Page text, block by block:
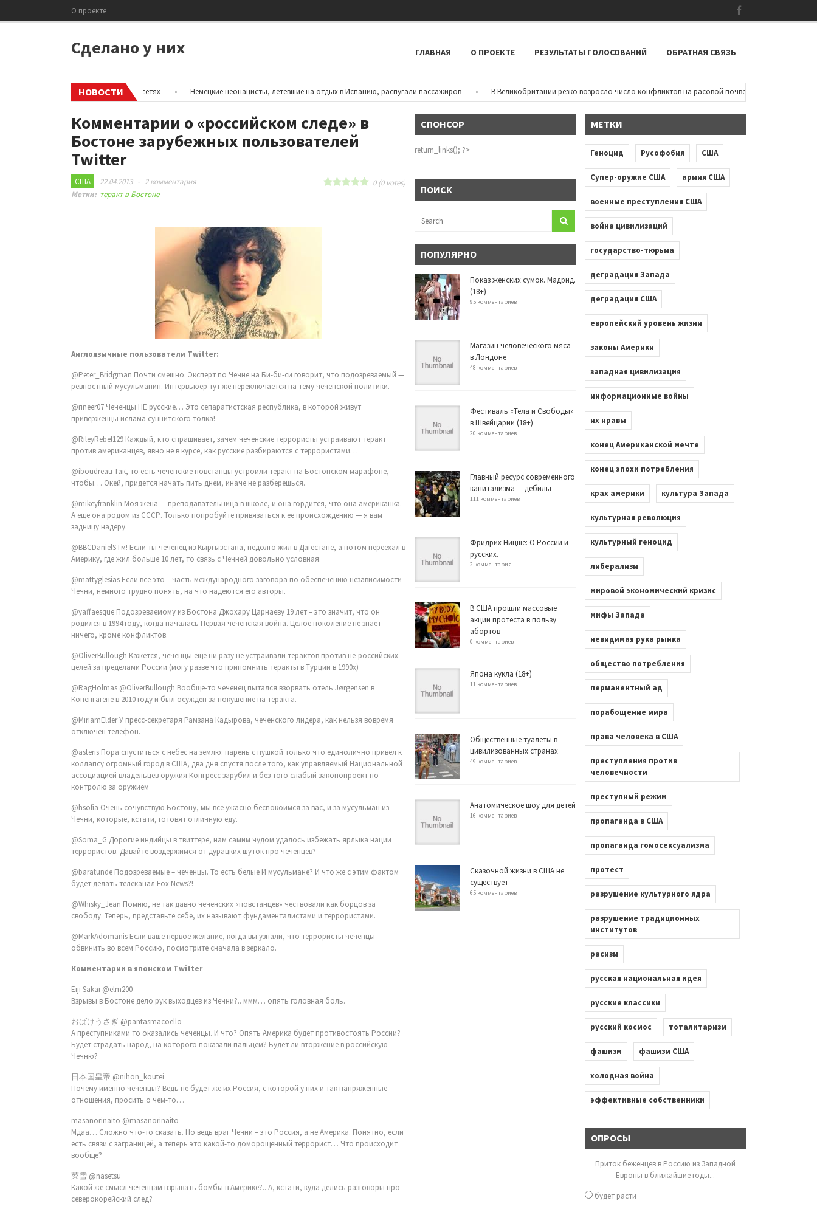
О проекте
Сделано у них ГЛАВНАЯ О ПРОЕКТЕ РЕЗУЛЬТАТЫ ГОЛОСОВАНИЙ ОБРАТНАЯ СВЯЗЬ
НОВОСТИ
об аккаунтах в соцсетях • Немецкие неонацисты, летевшие на отдых в Испанию, распугали пассажиров • В Великобритании резко возросло число конфликтов на расовой почве: чернокожие дети
Комментарии о «российском следе» в
Бостоне зарубежных пользователей
Twitter
США 22.04.2013 - 2 комментария 0(0votes)
Метки: теракт в Бостоне
Англоязычные пользователи Twitter:
@Peter_Bridgman Почти смешно. Эксперт по Чечне на Би-би-си говорит, что подозреваемый —
ревностный мусульманин. Интервьюер тут же переключается на тему чеченской политики.
@rineer07 Чеченцы НЕ русские… Это сепаратистская республика, в которой живут
приверженцы ислама суннитского толка!
@RileyRebel129 Каждый, кто спрашивает, зачем чеченские террористы устраивают теракт
против американцев, явно не в курсе, как русские разбираются с террористами…
@iboudreau Так, то есть чеченские повстанцы устроили теракт на Бостонском марафоне,
чтобы… Окей, придется начать пить днем, иначе не разберешься.
@mikeyfranklin Моя жена — преподавательница в школе, и она гордится, что она американка.
А еще она родом из СССР. Только попробуйте привязаться к ее происхождению — я вам
задницу надеру.
@BBCDanielS Гм! Если ты чеченец из Кыргызстана, недолго жил в Дагестане, а потом переехал в
Америку, где жил больше 10 лет, то связь с Чечней довольно условная.
@mattyglesias Если все это – часть международного заговора по обеспечению независимости
Чечни, немного трудно понять, на что надеются его авторы.
@yaffaesque Подозреваемому из Бостона Джохару Царнаеву 19 лет – это значит, что он
родился в 1994 году, когда началась Первая чеченская война. Целое поколение не знает
ничего, кроме конфликтов.
@OliverBullough Кажется, чеченцы еще ни разу не устраивали терактов против не-российских
целей за пределами России (могу разве что припомнить теракты в Турции в 1990х)
@RagHolmas @OliverBullough Вообще-то чеченец пытался взорвать отель Jørgensen в
Копенгагене в 2010 году и был осужден за покушение на теракта.
@MiriamElder У пресс-секретаря Рамзана Кадырова, чеченского лидера, как нельзя вовремя
отключен телефон.
@asteris Пора спуститься с небес на землю: парень с пушкой только что единолично привел к
коллапсу огромный город в США, два дня спустя после того, как управляемый Национальной
ассоциацией владельцев оружия Конгресс зарубил и без того слабый законопроект по
контролю за оружием
@hsofia Очень сочувствую Бостону, мы все ужасно беспокоимся за вас, и за мусульман из
Чечни, которые, кстати, готовят отличную еду.
@Soma_G Дорогие индийцы в твиттере, нам самим чудом удалось избежать ярлыка нации
террористов. Давайте воздержимся от дурацких шуток про чеченцев?
@baratunde Подозреваемые – чеченцы. То есть белые И мусульмане? И что же с этим фактом
будет делать телеканал Fox News?!
@Whisky_Jean Помню, не так давно чеченских «повстанцев» чествовали как борцов за
свободу. Теперь, представьте себе, их называют фундаменталистами и террористами.
@MarkAdomanis Если ваше первое желание, когда вы узнали, что террористы чеченцы —
обвинить во всем Россию, посмотрите сначала в зеркало.
Комментарии в японском Twitter
Eiji Sakai ‏@elm200
Взрывы в Бостоне дело рук выходцев из Чечни?.. ммм… опять головная боль.
おばけうさぎ ‏@pantasmacoello
А преступниками то оказались чеченцы. И что? Опять Америка будет противостоять России?
Будет страдать народ, на которого показали пальцем? Будет ли вторжение в российскую
Чечню?
日本国皇帝 ‏@nihon_koutei
Почему именно чеченцы? Ведь не будет же их Россия, с которой у них и так напряженные
отношения, просить о чем-то…
masanorinaito ‏@masanorinaito
Мдаа… Сложно что-то сказать. Но ведь враг Чечни – это Россия, а не Америка. Понятно, если
есть связи с заграницей, а теперь это какой-то доморощенный террорист… Что происходит
вообще?
菜雪 ‏@nasetsu
Какой же смысл чеченцам взрывать бомбы в Америке?.. А, кстати, куда делись разговоры про
северокорейский след?
СПОНСОР
return_links(); ?>
ПОИСК
ПОПУЛЯРНО
Показ женских сумок. Мадрид.
(18+)
95 комментариев
Магазин человеческого мяса
в Лондоне
48 комментариев
Фестиваль «Тела и Свободы»
в Швейцарии (18+)
20 комментариев
Главный ресурс современного
капитализма — дебилы
111 комментариев
Фридрих Ницше: О России и
русских.
2 комментария
В США прошли массовые
акции протеста в пользу
абортов
0 комментариев
Япона кукла (18+)
11 комментариев
Общественные туалеты в
цивилизованных странах
49 комментариев
Анатомическое шоу для детей
16 комментариев
Сказочной жизни в США не
существует
65 комментариев
МЕТКИ
Геноцид Русофобия США
Супер-оружие США армия США
военные преступления США
война цивилизаций
государство-тюрьма
деградация Запада
деградация США
европейский уровень жизни
законы Америки
западная цивилизация
информационные войны
их нравы
конец Американской мечте
конец эпохи потребления
крах америки культура Запада
культурная революция
культурный геноцид
либерализм
мировой экономический кризис
мифы Запада
невидимая рука рынка
общество потребления
перманентный ад
порабощение мира
права человека в США
преступления против
человечности
преступный режим
пропаганда в США
пропаганда гомосексуализма
протест
разрушение культурного ядра
разрушение традиционных
институтов
расизм
русская национальная идея
русские классики
русский космос тоталитаризм
фашизм фашизм США
холодная война
эффективные собственники
ОПРОСЫ
Приток беженцев в Россию из Западной
Европы в ближайшие годы...
будет расти